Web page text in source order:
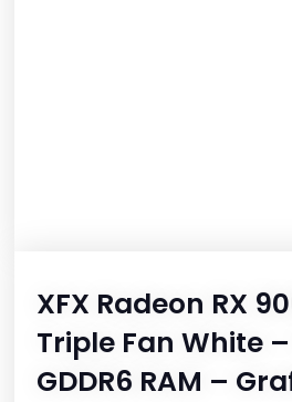
XFX Radeon RX
Triple Fan White –
GDDR6 RAM –